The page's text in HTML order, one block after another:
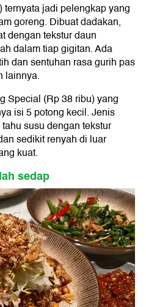
jadi pelengkap yang
goreng. Dibuat dadakan,
dengan tekstur daun
dalam tiap gigitan. Ada
dan sentuhan rasa gurih pas
lainnya.
Special (Rp 38 ribu) yang
isi 5 potong kecil. Jenis
susu dengan tekstur
sedikit renyah di luar
kuat.
sedap